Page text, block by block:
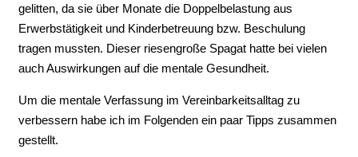
gelitten, da sie über Monate die Doppelbelastung aus
Erwerbstätigkeit und Kinderbetreuung bzw. Beschulung
tragen mussten. Dieser riesengroße Spagat hatte bei vielen
auch Auswirkungen auf die mentale Gesundheit.
Um die mentale Verfassung im Vereinbarkeitsalltag zu
verbessern habe ich im Folgenden ein paar Tipps zusammen
gestellt.